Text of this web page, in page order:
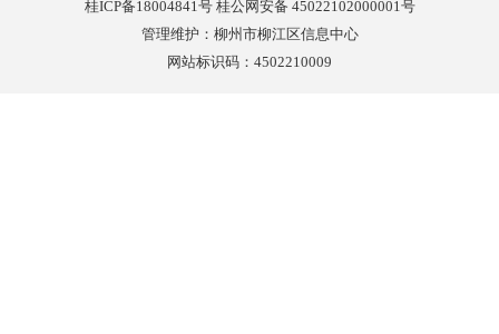
桂ICP备18004841号 桂公网安备 45022102000001号
管理维护：柳州市柳江区信息中心
网站标识码：4502210009